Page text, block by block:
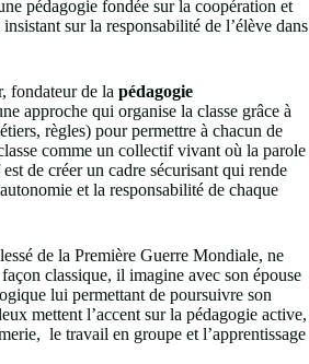
pédagogie fondée sur la coopération et
sur la responsabilité de l’élève dans
fondateur de la pédagogie
approche qui organise la classe grâce à
règles) pour permettre à chacun de
comme un collectif vivant où la parole
de créer un cadre sécurisant qui rende
et la responsabilité de chaque
de la Première Guerre Mondiale, ne
classique, il imagine avec son épouse
lui permettant de poursuivre son
mettent l’accent sur la pédagogie active,
le travail en groupe et l’apprentissage